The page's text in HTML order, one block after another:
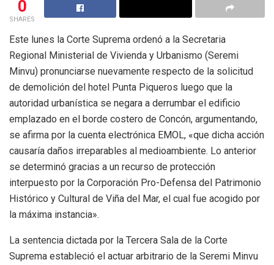
0
SHARES
Este lunes la Corte Suprema ordenó a la Secretaria
Regional Ministerial de Vivienda y Urbanismo (Seremi
Minvu) pronunciarse nuevamente respecto de la solicitud
de demolición del hotel Punta Piqueros luego que la
autoridad urbanística se negara a derrumbar el edificio
emplazado en el borde costero de Concón, argumentando,
se afirma por la cuenta electrónica EMOL, «que dicha acción
causaría daños irreparables al medioambiente. Lo anterior
se determinó gracias a un recurso de protección
interpuesto por la Corporación Pro-Defensa del Patrimonio
Histórico y Cultural de Viña del Mar, el cual fue acogido por
la máxima instancia».
La sentencia dictada por la Tercera Sala de la Corte
Suprema estableció el actuar arbitrario de la Seremi Minvu